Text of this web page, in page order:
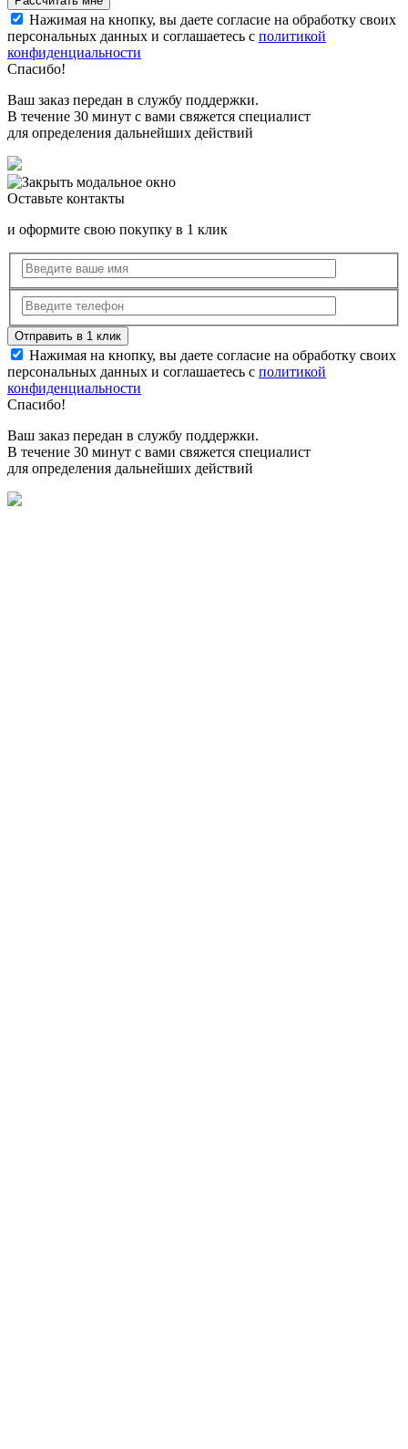
Нажимая на кнопку, вы даете согласие на обработку своих
персональных данных и соглашаетесь с политикой
конфиденциальности
Спасибо!
Ваш заказ передан в службу поддержки.
В течение 30 минут с вами свяжется специалист
для определения дальнейших действий
Оставьте контакты
и оформите свою покупку в 1 клик
Нажимая на кнопку, вы даете согласие на обработку своих
персональных данных и соглашаетесь с политикой
конфиденциальности
Спасибо!
Ваш заказ передан в службу поддержки.
В течение 30 минут с вами свяжется специалист
для определения дальнейших действий